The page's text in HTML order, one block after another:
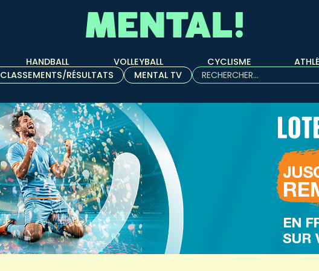
HANDBALL VOLLEYBALL CYCLISME
CLASSEMENTS/RÉSULTATS
MENTAL TV
Rechercher :